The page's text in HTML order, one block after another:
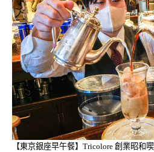
【東京銀座早午餐】Tricolore 創業昭和